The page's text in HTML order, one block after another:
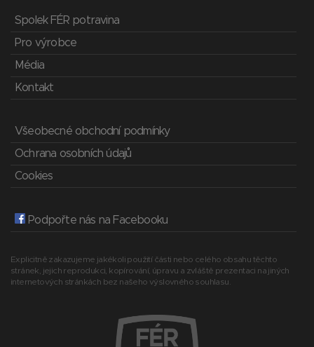
Spolek FÉR potravina
Pro výrobce
Média
Kontakt
Všeobecné obchodní podmínky
Ochrana osobních údajů
Cookies
Podpořte nás na Facebooku
Explicitně zakazujeme jakékoli použití části nebo celého obsahu těchto
stránek, jejich reprodukci, kopírování, úpravu a zvláště prezentaci na jiných
internetových stránkách bez našeho výslovného souhlasu.